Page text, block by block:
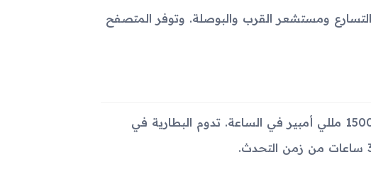
ومستشعر القرب والبوصلة. وتوفر المتصفح
يأتي الجهاز ببطارية قابلة للإزالة من نوع Li-Ion بسعة 1500 مللي أمبير في الساعة. تدوم البطارية في